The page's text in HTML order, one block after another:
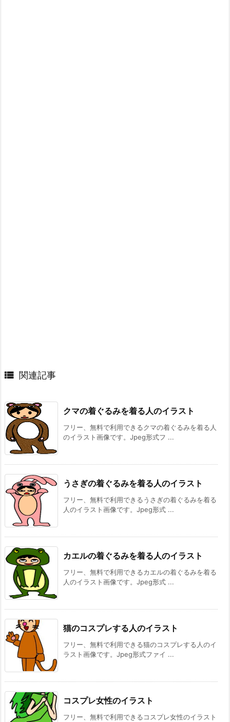
 関連記事
クマの着ぐるみを着る人のイラスト
フリー、無料で利用できるクマの着ぐるみを着る人
のイラスト画像です。Jpeg形式フ ...
うさぎの着ぐるみを着る人のイラスト
フリー、無料で利用できるうさぎの着ぐるみを着る
人のイラスト画像です。Jpeg形式 ...
カエルの着ぐるみを着る人のイラスト
フリー、無料で利用できるカエルの着ぐるみを着る
人のイラスト画像です。Jpeg形式 ...
猫のコスプレする人のイラスト
フリー、無料で利用できる猫のコスプレする人のイ
ラスト画像です。Jpeg形式ファイ ...
コスプレ女性のイラスト
フリー、無料で利用できるコスプレ女性のイラスト